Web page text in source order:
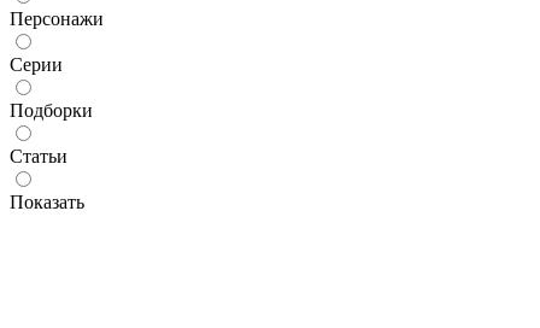
Персонажи
Серии
Подборки
Статьи
Показать